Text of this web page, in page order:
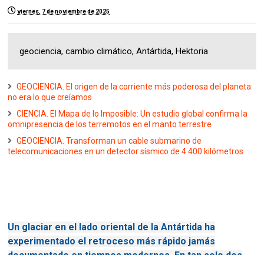
viernes, 7 de noviembre de 2025
geociencia, cambio climático, Antártida, Hektoria
GEOCIENCIA. El origen de la corriente más poderosa del planeta
no era lo que creíamos
CIENCIA. El Mapa de lo Imposible: Un estudio global confirma la
omnipresencia de los terremotos en el manto terrestre
GEOCIENCIA. Transforman un cable submarino de
telecomunicaciones en un detector sísmico de 4.400 kilómetros
Un glaciar en el lado oriental de la Antártida ha
experimentado el retroceso más rápido jamás